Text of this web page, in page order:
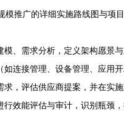
模推广的详细实施路线图与项
模、需求分析，定义架构愿景
如连接管理、设备管理、应用
求，评估供应商提案，并在实
行效能评估与审计，识别瓶颈